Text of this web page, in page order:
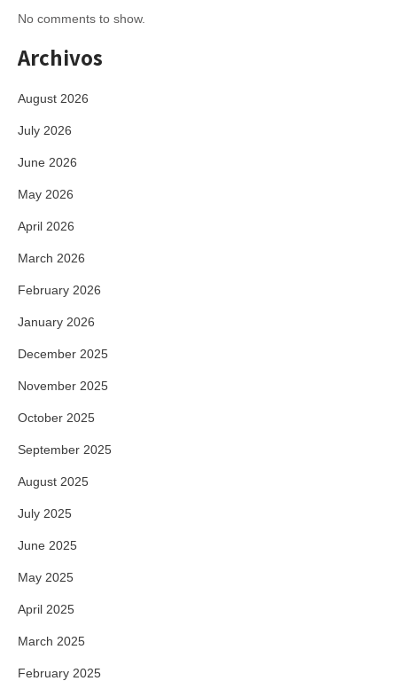
No comments to show.
Archivos
August 2026
July 2026
June 2026
May 2026
April 2026
March 2026
February 2026
January 2026
December 2025
November 2025
October 2025
September 2025
August 2025
July 2025
June 2025
May 2025
April 2025
March 2025
February 2025